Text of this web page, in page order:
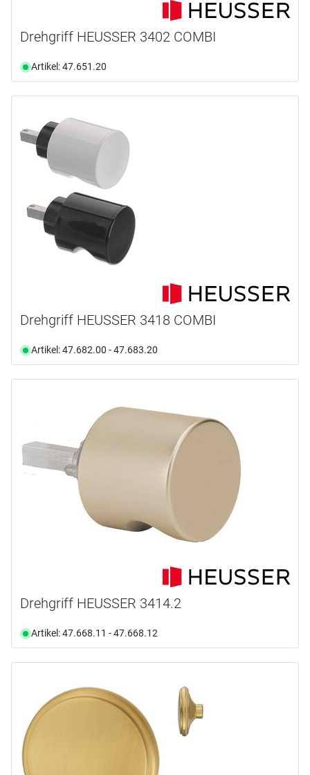
Drehgriff HEUSSER 3402 COMBI
Artikel: 47.651.20
Drehgriff HEUSSER 3418 COMBI
Artikel: 47.682.00 - 47.683.20
Drehgriff HEUSSER 3414.2
Artikel: 47.668.11 - 47.668.12